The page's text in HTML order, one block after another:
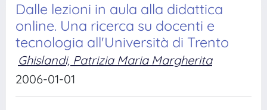
Dalle lezioni in aula alla didattica
online. Una ricerca su docenti e
tecnologia all'Università di Trento
Ghislandi, Patrizia Maria Margherita
2006-01-01